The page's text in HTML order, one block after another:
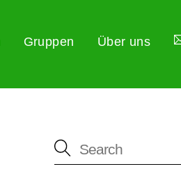
Gruppen Über uns